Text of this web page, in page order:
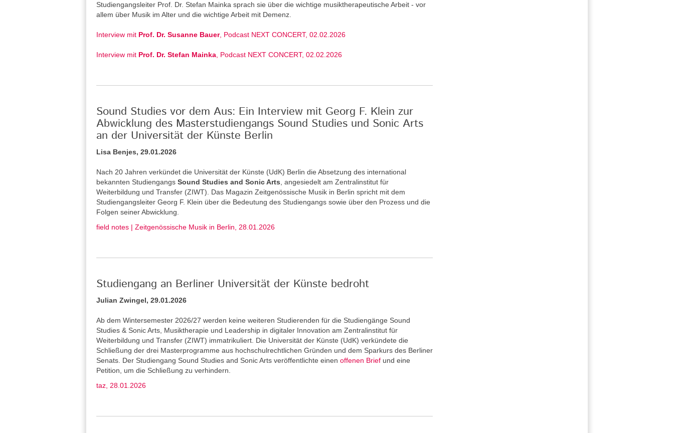
Studiengangsleiter Prof. Dr. Stefan Mainka sprach sie über die wichtige musiktherapeutische Arbeit - vor
allem über Musik im Alter und die wichtige Arbeit mit Demenz.
Interview mit Prof. Dr. Susanne Bauer, Podcast NEXT CONCERT, 02.02.2026
Interview mit Prof. Dr. Stefan Mainka , Podcast NEXT CONCERT, 02.02.2026
Sound Studies vor dem Aus: Ein Interview mit Georg F. Klein zur
Abwicklung des Masterstudiengangs Sound Studies und Sonic Arts
an der Universität der Künste Berlin
Lisa Benjes, 29.01.2026
Nach 20 Jahren verkündet die Universität der Künste (UdK) Berlin die Absetzung des international
bekannten Studiengangs Sound Studies and Sonic Arts , angesiedelt am Zentralinstitut für
Weiterbildung und Transfer (ZIWT). Das Magazin Zeitgenössische Musik in Berlin spricht mit dem
Studiengangsleiter Georg F. Klein über die Bedeutung des Studiengangs sowie über den Prozess und die
Folgen seiner Abwicklung.
field notes | Zeitgenössische Musik in Berlin, 28.01.2026
Studiengang an Berliner Universität der Künste bedroht
Julian Zwingel, 29.01.2026
Ab dem Wintersemester 2026/27 werden keine weiteren Stu­dierenden für die Studiengänge Sound
Studies & Sonic Arts, Musiktherapie und Leadership in digitaler Innovation am Zentralinstitut für
Weiterbildung und Transfer (ZIWT) immatrikuliert. Die Universität der Künste (UdK) verkündete die
Schließung der drei Masterprogramme aus hochschulrechtlichen Gründen und dem Sparkurs des Berliner
Senats. Der Studiengang Sound Studies and Sonic Arts veröffentlichte einen offenen Brief und eine
Petition, um die Schließung zu verhindern.
taz, 28.01.2026